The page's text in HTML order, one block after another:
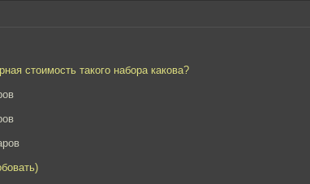
стоимость такого набора какова?